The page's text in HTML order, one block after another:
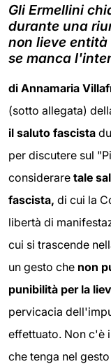
Gli Ermellini
durante una
non lieve
se manca
di Annamaria
(sotto allegata)
il saluto fascista
per discutere sul
considerare tale
fascista, di cui la
libertà di
cui si trascende
un gesto che non
punibilità per la
pervicacia
effettuato. Non c'è
che tenga nel